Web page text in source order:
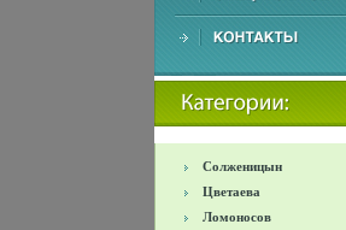
Солженицын
Цветаева
Ломоносов